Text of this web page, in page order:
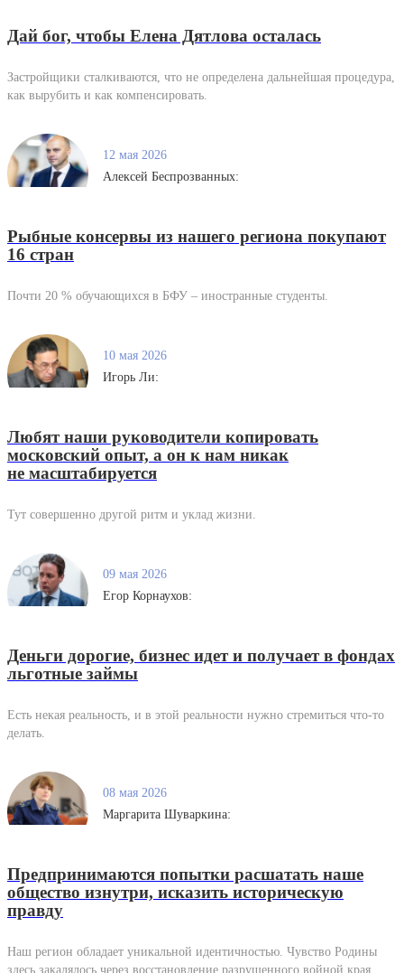
Дай бог, чтобы Елена Дятлова осталась
Застройщики сталкиваются, что не определена дальнейшая процедура,
как вырубить и как компенсировать.
12 мая 2026
Алексей Беспрозванных:
Рыбные консервы из нашего региона покупают
16 стран
Почти 20 % обучающихся в БФУ – иностранные студенты.
10 мая 2026
Игорь Ли:
Любят наши руководители копировать
московский опыт, а он к нам никак
не масштабируется
Тут совершенно другой ритм и уклад жизни.
09 мая 2026
Егор Корнаухов:
Деньги дорогие, бизнес идет и получает в фондах
льготные займы
Есть некая реальность, и в этой реальности нужно стремиться что-то
делать.
08 мая 2026
Маргарита Шуваркина:
Предпринимаются попытки расшатать наше
общество изнутри, исказить историческую
правду
Наш регион обладает уникальной идентичностью. Чувство Родины
здесь закалялось через восстановление разрушенного войной края.